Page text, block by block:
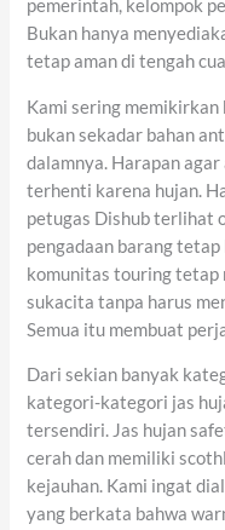
pemerintah, kelompok
Bukan hanya
tetap aman di tengah
Kami sering
bukan sekadar bahan
dalamnya. Harapan
terhenti karena hujan.
petugas Dishub terlihat
pengadaan barang
komunitas touring tetap
sukacita tanpa harus
Semua itu membuat
Dari sekian banyak
kategori-kategori jas
tersendiri. Jas hujan
cerah dan memiliki
kejauhan. Kami ingat
yang berkata bahwa